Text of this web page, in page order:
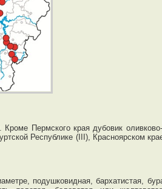
Кроме Пермского края дубовик
Республике (III), Красноярском
подушковидная, бархатистая,